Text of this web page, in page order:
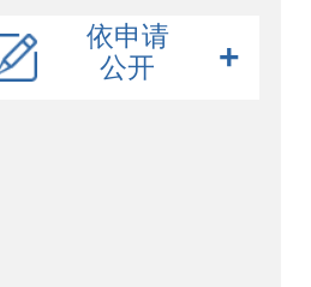
养老服务
义务教育
2025年
2024年
依申请
公开